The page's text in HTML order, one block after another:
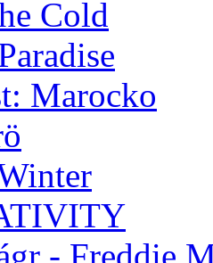
Cold
Marocko
- Freddie